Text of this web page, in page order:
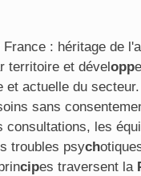
France : héritage de
territoire et développ
et actuelle du
sans
consultations, les
troubles psych
cipes traversent la